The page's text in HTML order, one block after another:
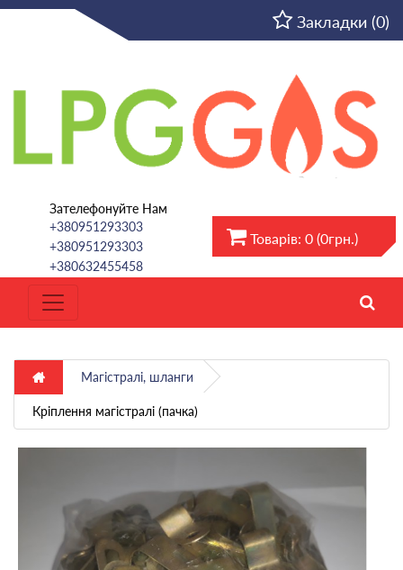
Закладки (0)
Зателефонуйте Нам
+380951293303
+380951293303
+380632455458
Товарів: 0 (0грн.)
Магістралі, шланги
Кріплення магістралі (пачка)